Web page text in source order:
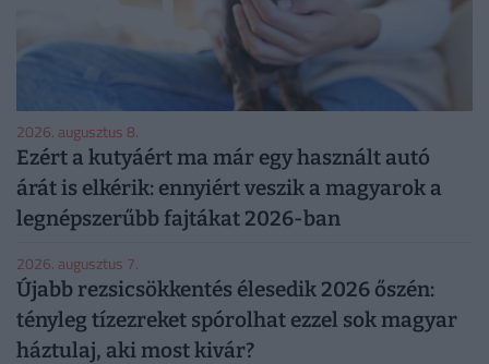
2026. augusztus 8.
Ezért a kutyáért ma már egy használt autó
árát is elkérik: ennyiért veszik a magyarok a
legnépszerűbb fajtákat 2026-ban
2026. augusztus 7.
Újabb rezsicsökkentés élesedik 2026 őszén:
tényleg tízezreket spórolhat ezzel sok magyar
háztulaj, aki most kivár?